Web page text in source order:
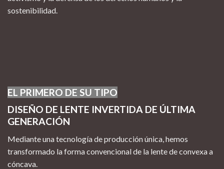
sostenibilidad.
EL PRIMERO DE SU TIPO
DISEÑO DE LENTE INVERTIDA DE ÚLTIMA
GENERACIÓN
Mediante una tecnología de producción única, hemos
transformado la forma convencional de la lente de convexa a
cóncava.